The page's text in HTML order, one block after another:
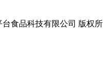
食品科技有限公司 版权所